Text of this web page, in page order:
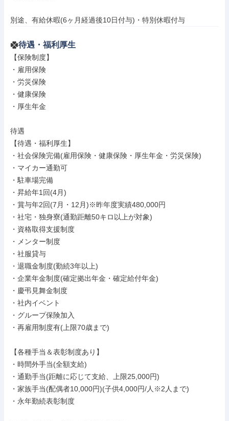
別途、有給休暇(6ヶ月経過後10日付与)・特別休暇付与
待遇・福利厚生
【保険制度】
・雇用保険
・労災保険
・健康保険
・厚生年金
待遇
【待遇・福利厚生】
・社会保険完備(雇用保険・健康保険・厚生年金・労災保険)
・マイカー通勤可
・駐車場完備
・昇給年1回(4月)
・賞与年2回(7月・12月)※昨年度実績480,000円
・社宅・独身寮(通勤距離50キロ以上が対象)
・資格取得支援制度
・メンター制度
・社服貸与
・退職金制度(勤続3年以上)
・企業年金制度(確定拠出年金・確定給付年金)
・慶弔見舞金制度
・社内イベント
・グループ保険加入
・再雇用制度有(上限70歳まで)
【各種手当＆表彰制度あり】
・時間外手当(全額支給)
・通勤手当(距離に応じて支給、上限25,000円)
・家族手当(配偶者10,000円)(子供4,000円/人※2人まで)
・永年勤続表彰制度